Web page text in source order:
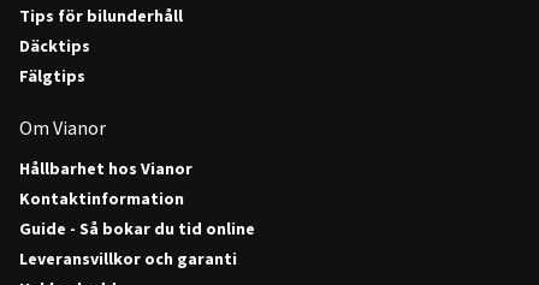
Tips för bilunderhåll
Däcktips
Fälgtips
Om Vianor
Hållbarhet hos Vianor
Kontaktinformation
Guide - Så bokar du tid online
Leveransvillkor och garanti